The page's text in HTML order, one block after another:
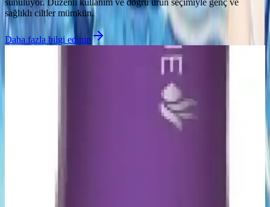
sağlıklı ciltler mümkün.
Daha fazla bilgi edinin